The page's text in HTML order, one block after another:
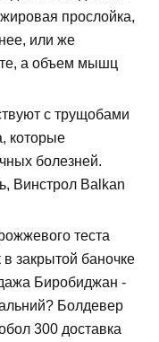
прослойка,
или же
а объем мышц
с трущобами
которые
болезней.
Винстрол Balkan
теста
закрытой баночке
Биробиджан -
Болдевер
300 доставка